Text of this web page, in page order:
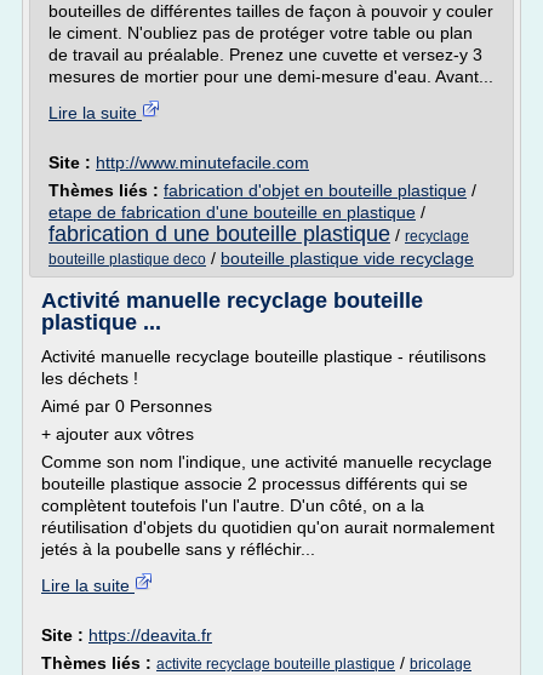
bouteilles de différentes tailles de façon à pouvoir y couler
le ciment. N'oubliez pas de protéger votre table ou plan
de travail au préalable. Prenez une cuvette et versez-y 3
mesures de mortier pour une demi-mesure d'eau. Avant...
Lire la suite
Site : http://www.minutefacile.com
Thèmes liés : fabrication d'objet en bouteille plastique /
etape de fabrication d'une bouteille en plastique /
fabrication d une bouteille plastique / recyclage
bouteille plastique deco / bouteille plastique vide recyclage
Activité manuelle recyclage bouteille
plastique ...
Activité manuelle recyclage bouteille plastique - réutilisons
les déchets !
Aimé par 0 Personnes
+ ajouter aux vôtres
Comme son nom l'indique, une activité manuelle recyclage
bouteille plastique associe 2 processus différents qui se
complètent toutefois l'un l'autre. D'un côté, on a la
réutilisation d'objets du quotidien qu'on aurait normalement
jetés à la poubelle sans y réfléchir...
Lire la suite
Site : https://deavita.fr
Thèmes liés : activite recyclage bouteille plastique / bricolage